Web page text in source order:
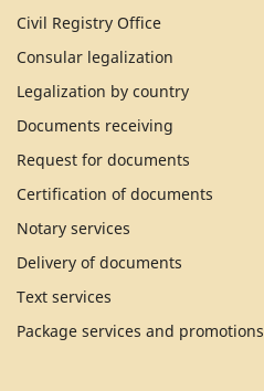
Civil Registry Office
Consular legalization
Legalization by country
Documents receiving
Request for documents
Certification of documents
Notary services
Delivery of documents
Text services
Package services and promotions